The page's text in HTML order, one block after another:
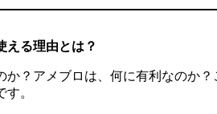
える理由とは？
か？アメブロは、何に有利なのか
。